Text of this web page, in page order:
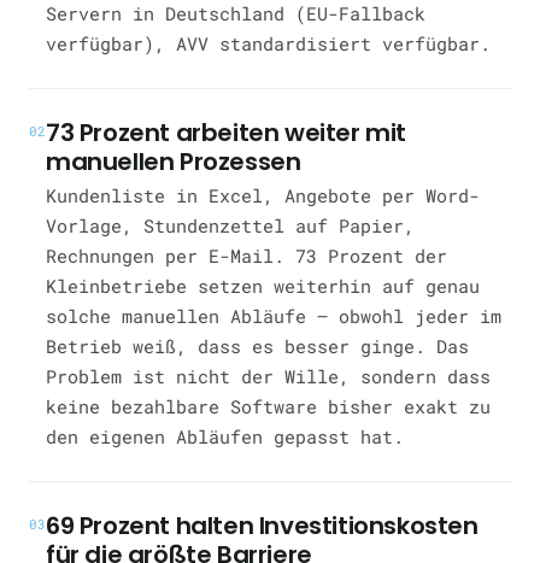
Servern in Deutschland (EU-Fallback
verfügbar), AVV standardisiert verfügbar.
0273 Prozent arbeiten weiter mit
manuellen Prozessen
Kundenliste in Excel, Angebote per Word-
Vorlage, Stundenzettel auf Papier,
Rechnungen per E-Mail. 73 Prozent der
Kleinbetriebe setzen weiterhin auf genau
solche manuellen Abläufe — obwohl jeder im
Betrieb weiß, dass es besser ginge. Das
Problem ist nicht der Wille, sondern dass
keine bezahlbare Software bisher exakt zu
den eigenen Abläufen gepasst hat.
0369 Prozent halten Investitionskosten
für die größte Barriere